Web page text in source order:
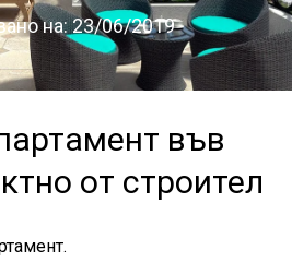
на: 23/06/2019
във
от строител